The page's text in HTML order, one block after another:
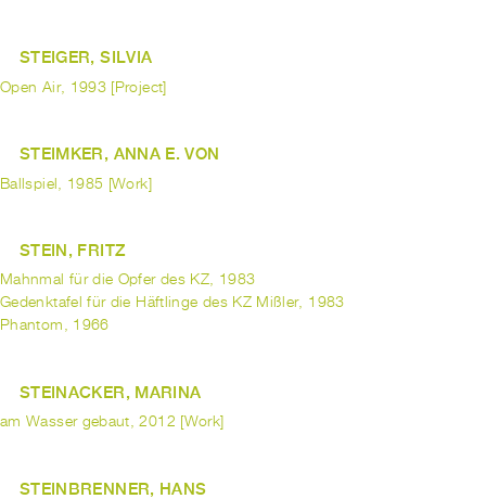
STEIGER, SILVIA
Open Air, 1993 [Project]
STEIMKER, ANNA E. VON
Ballspiel, 1985 [Work]
STEIN, FRITZ
Mahnmal für die Opfer des KZ, 1983
Gedenktafel für die Häftlinge des KZ Mißler, 1983
Phantom, 1966
STEINACKER, MARINA
am Wasser gebaut, 2012 [Work]
STEINBRENNER, HANS